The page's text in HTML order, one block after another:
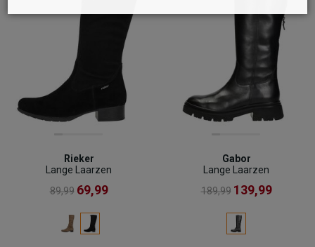
Rieker
Lange Laarzen
89,99 69,99
Gabor
Lange Laarzen
189,99 139,99